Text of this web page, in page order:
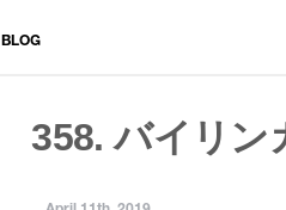
BLOG
358. バイリン